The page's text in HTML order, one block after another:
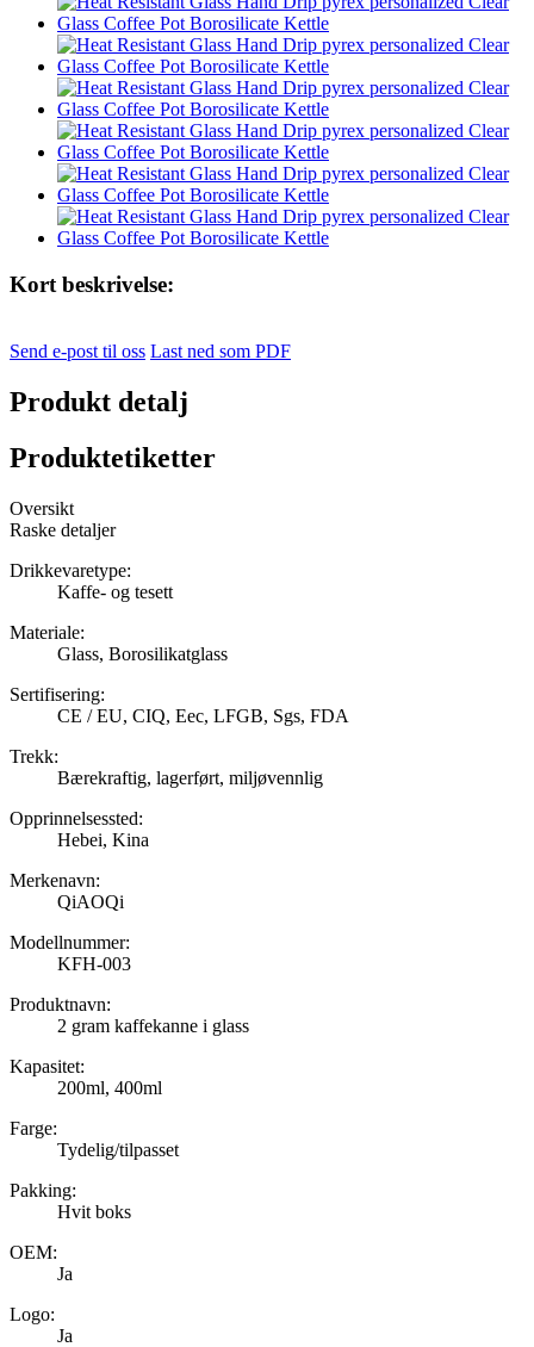
Kort beskrivelse:
Send e-post til oss Last ned som PDF
Produkt detalj
Produktetiketter
Oversikt
Raske detaljer
Drikkevaretype:
Kaffe- og tesett
Materiale:
Glass, Borosilikatglass
Sertifisering:
CE / EU, CIQ, Eec, LFGB, Sgs, FDA
Trekk:
Bærekraftig, lagerført, miljøvennlig
Opprinnelsessted:
Hebei, Kina
Merkenavn:
QiAOQi
Modellnummer:
KFH-003
Produktnavn:
2 gram kaffekanne i glass
Kapasitet:
200ml, 400ml
Farge:
Tydelig/tilpasset
Pakking:
Hvit boks
OEM:
Ja
Logo:
Ja